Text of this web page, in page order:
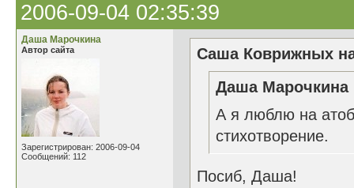
2006-09-04 02:35:39
Даша Марочкина
Автор сайта
Зарегистрирован: 2006-09-04
Сообщений: 112
Саша Коврижных
Даша Марочкина
А я люблю на
стихотворение.
Посиб, Даша!